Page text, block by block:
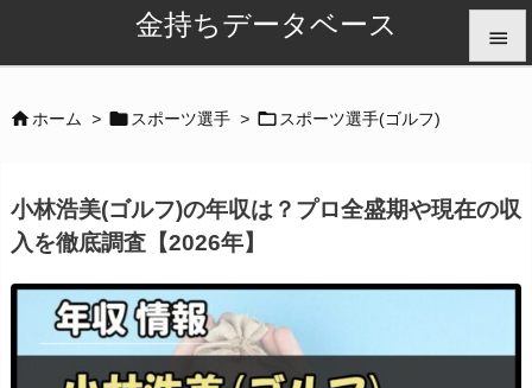
金持ちデータベース 


ホーム >  スポーツ選手 >  スポーツ選手(ゴルフ)
小林浩美(ゴルフ)の年収は？プロ全盛期や現在の収
入を徹底調査【2026年】